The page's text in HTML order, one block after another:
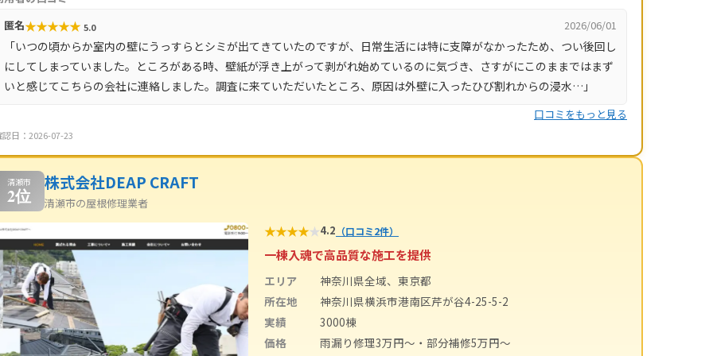
匿名★★★★★ 5.0 2026/06/01
「いつの頃からか室内の壁にうっすらとシミが出てきていたのですが、日常生活には特に支障がなかったため、つい後回し
にしてしまっていました。ところがある時、壁紙が浮き上がって剥がれ始めているのに気づき、さすがにこのままではまず
いと感じてこちらの会社に連絡しました。調査に来ていただいたところ、原因は外壁に入ったひび割れからの浸水…」
口コミをもっと見る
認日：2026-07-23
清瀬市
2位
株式会社DEAP CRAFT
清瀬市の屋根修理業者
★★★★★4.2 （口コミ2件）
一棟入魂で高品質な施工を提供
エリア
神奈川県全域、東京都
所在地
神奈川県横浜市港南区芹が谷4-25-5-2
実績
3000棟
価格
雨漏り修理3万円〜・部分補修5万円〜